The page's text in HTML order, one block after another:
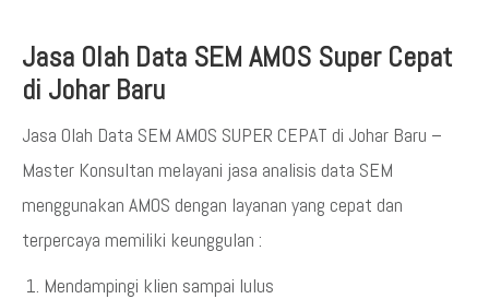
Jasa Olah Data SEM AMOS Super Cepat
di Johar Baru
Jasa Olah Data SEM AMOS SUPER CEPAT di Johar Baru –
Master Konsultan melayani jasa analisis data SEM
menggunakan AMOS dengan layanan yang cepat dan
terpercaya memiliki keunggulan :
Mendampingi klien sampai lulus